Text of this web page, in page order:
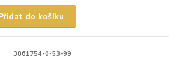
do košíku
3861754-0-53-99